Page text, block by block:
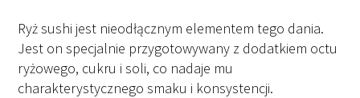
Ryż sushi jest nieodłącznym elementem tego dania.
Jest on specjalnie przygotowywany z dodatkiem octu
ryżowego, cukru i soli, co nadaje mu
charakterystycznego smaku i konsystencji.